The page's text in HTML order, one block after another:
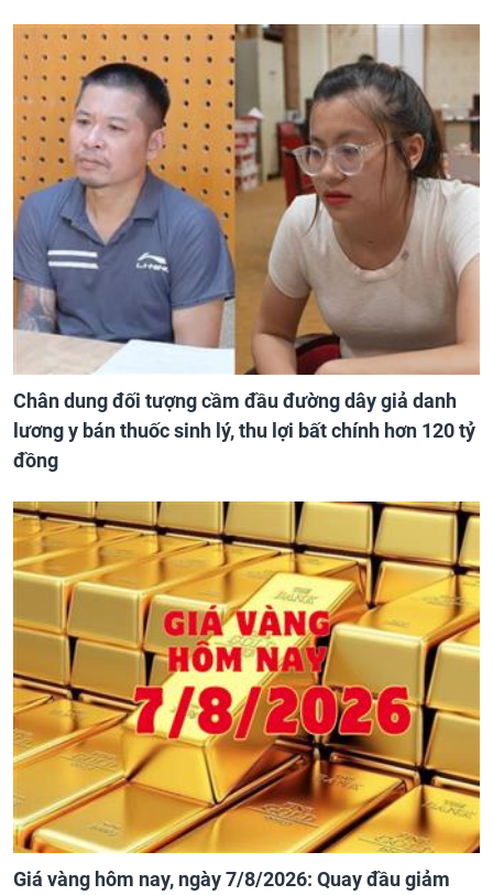
Chân dung đối tượng cầm đầu đường dây giả danh
lương y bán thuốc sinh lý, thu lợi bất chính hơn 120 tỷ
đồng
Giá vàng hôm nay, ngày 7/8/2026: Quay đầu giảm